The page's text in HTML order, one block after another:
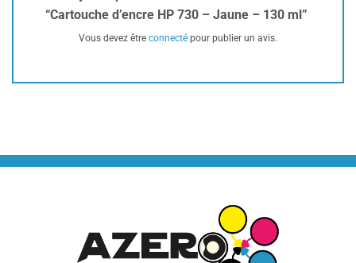
“Cartouche d’encre HP 730 – Jaune – 130 ml”
Vous devez être connecté pour publier un avis.